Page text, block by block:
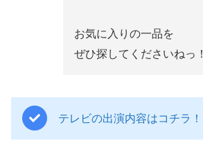
お気に入りの一品を
ぜひ探してくださいねっ！
テレビの出演内容はコチラ！